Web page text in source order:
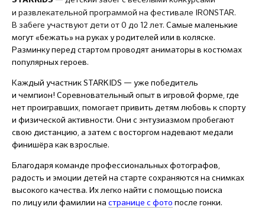
и развлекательной программой на фестивале IRONSTAR.
В забеге участвуют дети от 0 до 12 лет. Самые маленькие
могут «бежать» на руках у родителей или в коляске.
Разминку перед стартом проводят аниматоры в костюмах
популярных героев.
Каждый участник STARKIDS — уже победитель
и чемпион! Соревновательный опыт в игровой форме, где
нет проигравших, помогает привить детям любовь к спорту
и физической активности. Они с энтузиазмом пробегают
свою дистанцию, а затем с восторгом надевают медали
финишёра как взрослые.
Благодаря команде профессиональных фотографов,
радость и эмоции детей на старте сохраняются на снимках
высокого качества. Их легко найти с помощью поиска
по лицу или фамилии на странице с фото после гонки.